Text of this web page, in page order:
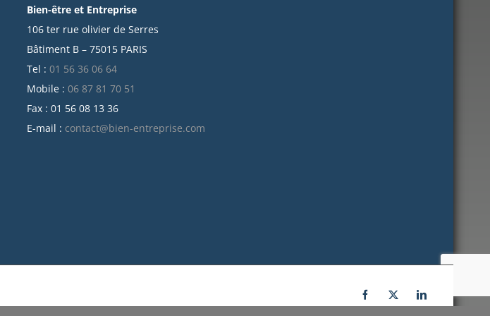
Bien-être et Entreprise
106 ter rue olivier de Serres
Bâtiment B – 75015 PARIS
Tel : 01 56 36 06 64
Mobile : 06 87 81 70 51
Fax : 01 56 08 13 36
E-mail : contact@bien-entreprise.com
Facebook
X LinkedIn